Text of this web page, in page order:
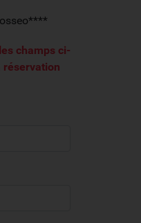
champs ci-
réservation